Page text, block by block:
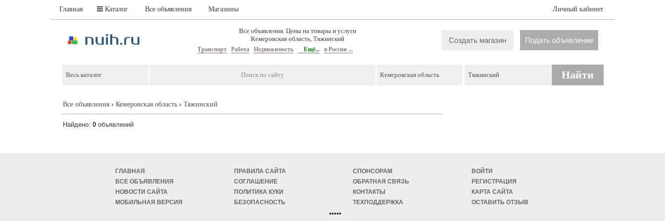
Главная Каталог Все объявления Магазины Личный кабинет
Все объявления. Цены на товары и услуги
Кемеровская область, Тяжинский
Транспорт Работа Недвижимость Ещё... в России ...
Создать магазин Подать объявление
Найти
Все объявления › Кемеровская область › Тяжинский
Найдено: 0 объявлений
ГЛАВНАЯ
ВСЕ ОБЪЯВЛЕНИЯ
НОВОСТИ САЙТА
МОБИЛЬНАЯ ВЕРСИЯ
ПРАВИЛА САЙТА
СОГЛАШЕНИЕ
ПОЛИТИКА КУКИ
БЕЗОПАСНОСТЬ
СПОНСОРАМ
ОБРАТНАЯ СВЯЗЬ
КОНТАКТЫ
ТЕХПОДДЕРЖКА
ВОЙТИ
РЕГИСТРАЦИЯ
КАРТА САЙТА
ОСТАВИТЬ ОТЗЫВ
•••••